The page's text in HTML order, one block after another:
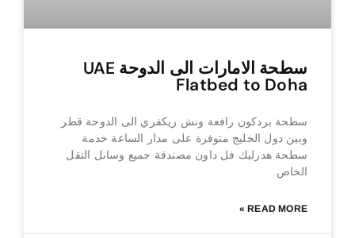
سطحة الامارات الى الدوحة UAE
Flatbed to Doha
سطحة بردكون رافعة ونش ريكفري الى الدوحة قطر
وبين دول الخليج متوفرة على مدار الساعة خدمة
سطحة هدرليك فل داون مصندقة جميع وساىل النقل
الخاص
READ MORE »